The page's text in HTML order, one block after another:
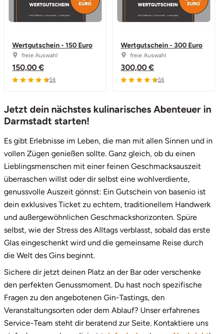
Wertgutschein - 150 Euro
freie Auswahl
150,00 €
4.7 von 5
54
Wertgutschein - 300 Euro
freie Auswahl
300,00 €
4.7 von 5
54
Jetzt dein nächstes kulinarisches Abenteuer in
Darmstadt starten!
Es gibt Erlebnisse im Leben, die man mit allen Sinnen und in
vollen Zügen genießen sollte. Ganz gleich, ob du einen
Lieblingsmenschen mit einer feinen Geschmacksauszeit
überraschen willst oder dir selbst eine wohlverdiente,
genussvolle Auszeit gönnst: Ein Gutschein von basenio ist
dein exklusives Ticket zu echtem, traditionellem Handwerk
und außergewöhnlichen Geschmackshorizonten. Spüre
selbst, wie der Stress des Alltags verblasst, sobald das erste
Glas eingeschenkt wird und die gemeinsame Reise durch
die Welt des Gins beginnt.
Sichere dir jetzt deinen Platz an der Bar oder verschenke
den perfekten Genussmoment. Du hast noch spezifische
Fragen zu den angebotenen Gin-Tastings, den
Veranstaltungsorten oder dem Ablauf? Unser erfahrenes
Service-Team steht dir beratend zur Seite. Kontaktiere uns